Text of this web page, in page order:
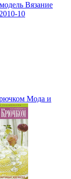
Вязание
10
Мода и